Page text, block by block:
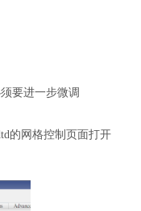
要进一步微调
的网格控制页面打开